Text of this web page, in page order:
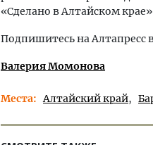
«Сделано в Алтайском
Подпишитесь на Алтапресс
Валерия Момонова
Места Алтайский край